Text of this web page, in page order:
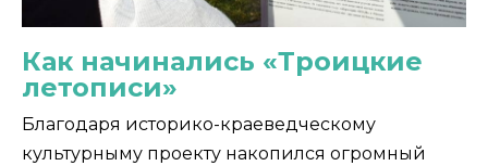
Как начинались «Троицкие
летописи»
Благодаря историко-краеведческому
культурныму проекту накопился огромный